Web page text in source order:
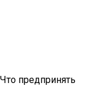
Что предпринять